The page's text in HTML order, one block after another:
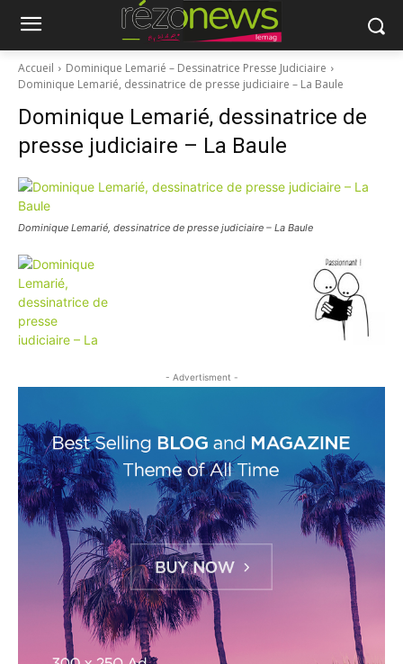
Accueil
Dominique Lemarié – Dessinatrice Presse Judiciaire
Dominique Lemarié, dessinatrice de presse judiciaire – La Baule
Dominique Lemarié, dessinatrice de
presse judiciaire – La Baule
Dominique Lemarié, dessinatrice de presse judiciaire – La Baule
- Advertisment -